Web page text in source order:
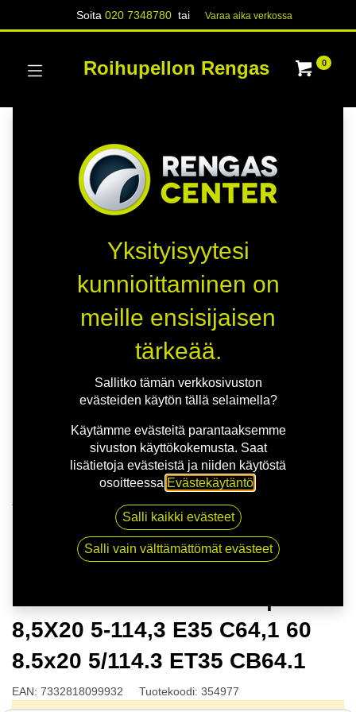
Soita020 7348780 tai Varaa aika verk​​​​ossa
Roihupellon Rengas 0
NITRO AERO FF G.BLK | 8,5X20 5-114,3 E35 C64,1 60
8.5x20 5/114.3 ET35 CB64.1
8,5X20 5-114,3 E35 C64,1 60
8.5x20 5/114.3 ET35 CB64.1
EAN: 7332818099932 Tuotekoodi: 354977
Yksityisyytesi
kunnioittaminen on
meille ensisijaisen
tärkeää.
Sallitko tämän verkkosivuston
evästeiden käytön tällä selaimella?
Käytämme evästeitä parantaaksemme
sivuston käyttökokemusta. Saat
lisätietoja evästeistä ja niiden käytöstä
osoitteessa Evästekäytäntö
Salli kaikki evästeet
Salli vain välttämättömät evästeet